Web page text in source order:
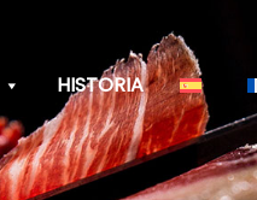
HISTORIA